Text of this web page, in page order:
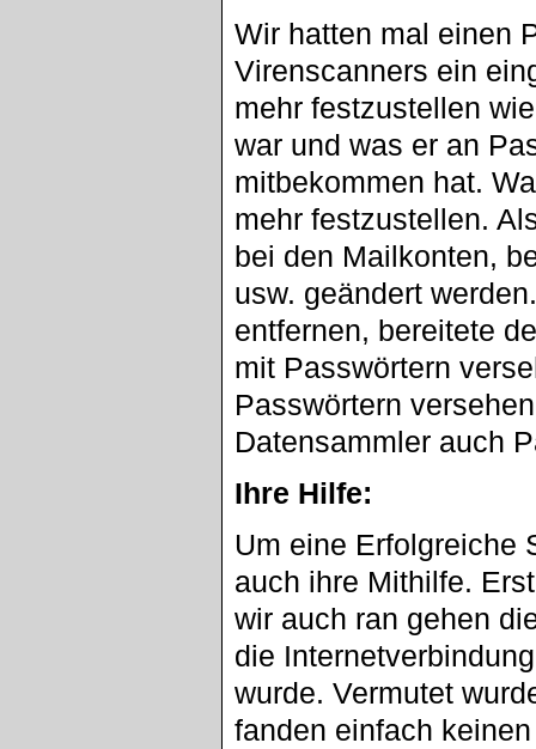
Wir hatten mal einen
Virenscanners ein
mehr festzustellen
war und was er an
mitbekommen hat.
mehr festzustellen.
bei den Mailkonten,
usw. geändert
entfernen, bereitete
mit Passwörtern
Passwörtern
Datensammler auch
Ihre Hilfe:
Um eine Erfolgreiche
auch ihre Mithilfe.
wir auch ran gehen
die
wurde. Vermutet
fanden einfach